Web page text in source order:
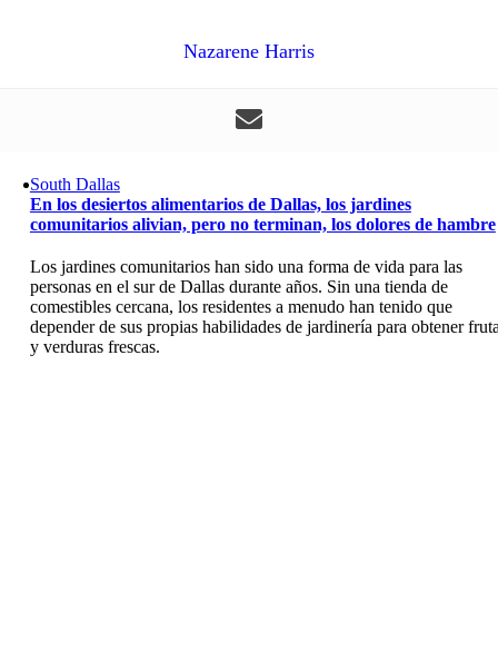
Nazarene Harris
South Dallas
En los desiertos alimentarios de Dallas, los jardines
comunitarios alivian, pero no terminan, los dolores de hambre
Los jardines comunitarios han sido una forma de vida para las
personas en el sur de Dallas durante años. Sin una tienda de
comestibles cercana, los residentes a menudo han tenido que
depender de sus propias habilidades de jardinería para obtener
y verduras frescas.